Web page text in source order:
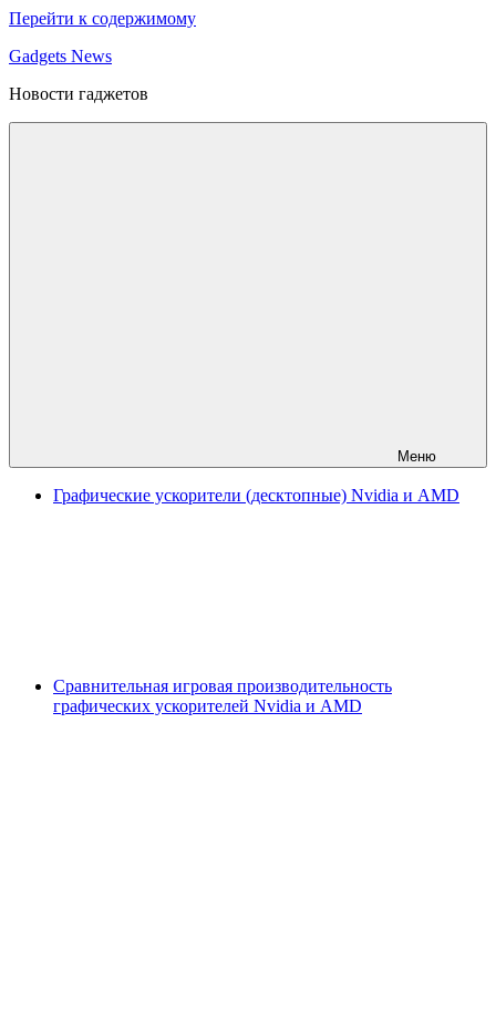
Перейти к содержимому
Gadgets News
Новости гаджетов
Меню
Графические ускорители (десктопные) Nvidia и AMD
Сравнительная игровая производительность
графических ускорителей Nvidia и AMD